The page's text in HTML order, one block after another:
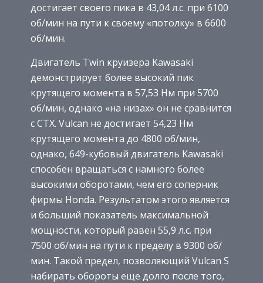
достигает своего пика в 43,04 л.с. при 6100
об/мин на пути к своему «потолку» в 6600
об/мин.
Двигатель Twin круизера Kawasaki
демонстрирует более высокий пик
крутящего момента в 57,53 Нм при 5700
об/мин, однако «на низах» он не сравнится
с CTX. Vulcan не достигает 54,23 Нм
крутящего момента до 4800 об/мин,
однако, 649-кубовый двигатель Kawasaki
способен вращаться с намного более
высокими оборотами, чем его соперник
фирмы Honda. Результатом этого является
и больший показатель максимальной
мощности, который равен 55,9 л.с. при
7500 об/мин на пути к пределу в 9300 об/
мин. Такой предел, позволяющий Vulcan S
набирать обороты еще долго после того,